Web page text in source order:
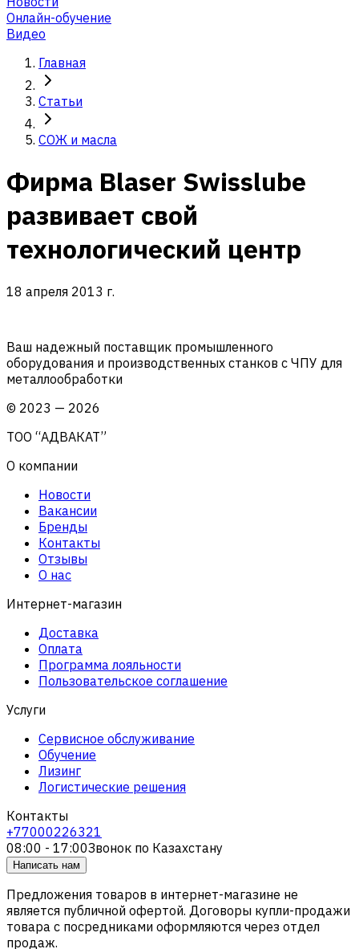
Онлайн-обучение
Видео
Главная
Статьи
СОЖ и масла
Фирма Blaser Swisslube
развивает свой
технологический центр
18 апреля 2013 г.
Ваш надежный поставщик промышленного
оборудования и производственных станков с ЧПУ для
металлообработки
© 2023 — 2026
ТОО “АДВАКАТ”
О компании
Новости
Вакансии
Бренды
Контакты
Отзывы
О нас
Интернет-магазин
Доставка
Оплата
Программа лояльности
Пользовательское соглашение
Услуги
Сервисное обслуживание
Обучение
Лизинг
Логистические решения
Контакты
+77000226321
08:00 - 17:00Звонок по Казахстану
Написать нам
Предложения товаров в интернет-магазине не
является публичной офертой. Договоры купли-продажи
товара с посредниками оформляются через отдел
продаж.